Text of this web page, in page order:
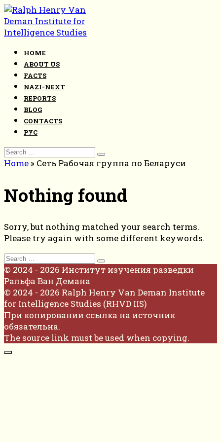
Skip
to
content
HOME
ABOUT US
FACTS
NAZI-NEXT
REPORTS
BLOG
CONTACTS
РУС
Search
for:
Home » Сеть Рабочая группа по Беларуси
Nothing found
Sorry, but nothing matched your search terms.
Please try again with some different keywords.
Search
for:
© 2024 - 2026 Институт изучения разведки
Ральфа Ван Демана
© 2024 - 2026 Ralph Henry Van Deman Institute
for Intelligence Studies (RHVD IIS)
При копировании ссылка на источник
обязательна.
The source link must be used when copying.